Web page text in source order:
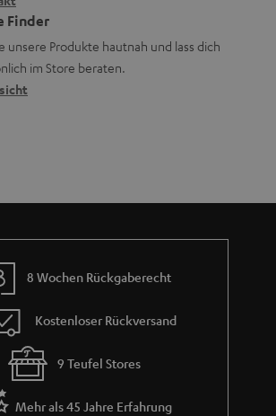
Finder
unsere Produkte hautnah und lass dich
im Store beraten.
8 Wochen Rückgaberecht
Kostenloser Rückversand
9 Teufel Stores
Mehr als 45 Jahre Erfahrung